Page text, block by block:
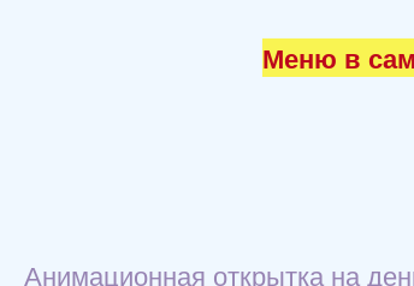
Меню в
Анимационная открытка на